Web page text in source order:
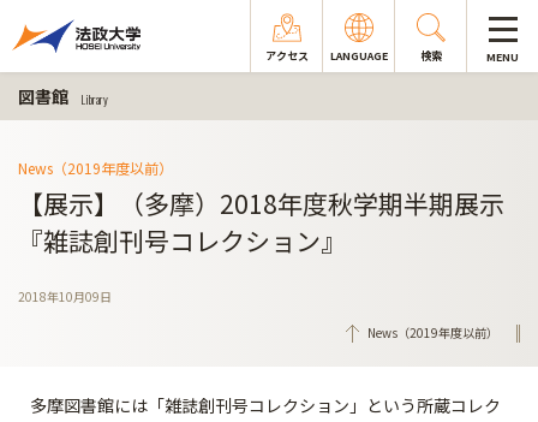
アクセス LANGUAGE 検索 MENU
図書館 Library
News（2019年度以前）
【展示】（多摩）2018年度秋学期半期展示
『雑誌創刊号コレクション』
2018年10月09日
News（2019年度以前）
多摩図書館には「雑誌創刊号コレクション」という所蔵コレク